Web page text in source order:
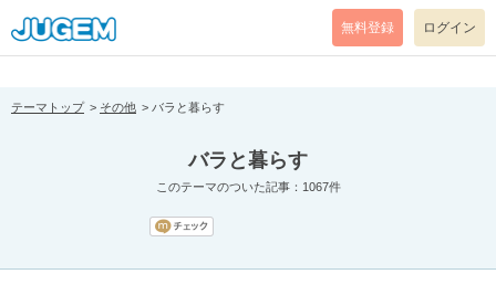
[pear_error: message="Success" code=0 mode=return level=notice
prefix="" info=""]
無料登録 ログイン
テーマトップ その他 バラと暮らす
バラと暮らす
このテーマのついた記事：1067件